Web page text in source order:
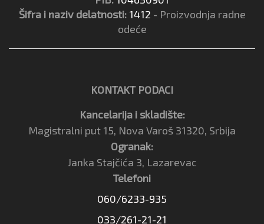
Šifra i naziv delatnosti: 1412 - Proizvodnja radne
odeće
KONTAKT PODACI
Kancelarija i skladište:
Magistralni put 15, Nova Varoš 31320, Srbija
Ogranak:
Janka Stajčića 3, Lazarevac
Telefoni
060/6233-935
033/261-21-21